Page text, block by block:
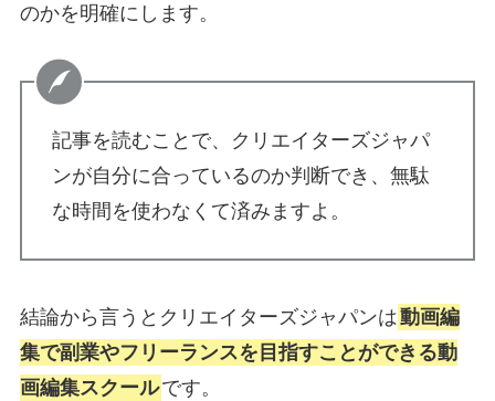
のかを明確にします。
記事を読むことで、クリエイターズジャパ
ンが自分に合っているのか判断でき、無駄
な時間を使わなくて済みますよ。
結論から言うとクリエイターズジャパンは動画編
集で副業やフリーランスを目指すことができる動
画編集スクールです。